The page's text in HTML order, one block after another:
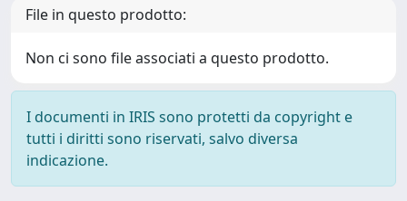
File in questo prodotto:
Non ci sono file associati a questo prodotto.
I documenti in IRIS sono protetti da copyright e
tutti i diritti sono riservati, salvo diversa
indicazione.